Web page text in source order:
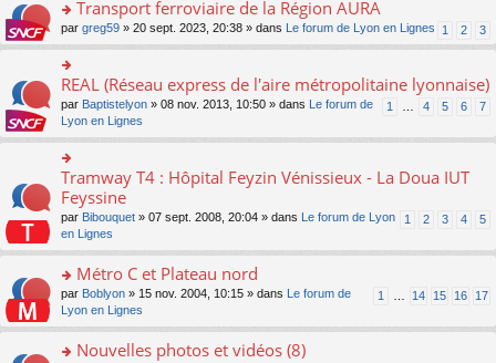
nt
s
ré
c
e
nt
lu
pl
s
ré
c
nt
e
n
o
n
lu
pl
ré
e
nt
e
s
a
e
n
o
n
lu
le
pl
u
s
ré
c
e
nt
er
le
m
e
s
s
a
e
o
n
lu
le
pl
s
ré
c
e
nt
o
n
s
ult
er
le
m
e
s
a
e
n
lu
le
pl
s
Transport ferroviaire de la Région AURA
1 2 3
par greg59 » 20 sept. 2023, 20:38 » dans Le forum de Lyon en Lignes
o
n
s
le
m
e
s
s
a
e
n
o
n
lu
REAL (Réseau express de l'aire métropolitaine lyonnaise)
1 4 5 6 7
par Baptistelyon » 08 nov. 2013, 10:50 » dans
Le forum de
Lyon en Lignes
o
n
ult
le
m
e
s
s
g
Tramway T4 : Hôpital Feyzin Vénissieux - La Doua IUT
Feyssine
1 2 3 4 5
par Bibouquet » 07 sept. 2008, 20:04 » dans
Le forum de Lyon
en Lignes
o
s
er
Métro C et Plateau nord
1 14 15 16 17
par Boblyon » 15 nov. 2004, 10:15 » dans
Le forum de
Lyon en Lignes
Nouvelles photos et vidéos (8)